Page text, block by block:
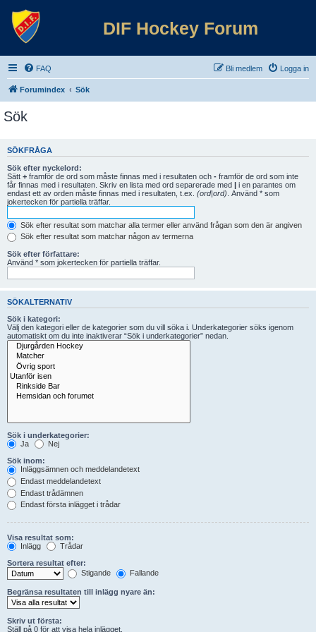
DIF Hockey Forum
FAQ Logga in
Bli medlem
Forumindex Sök
Sök
SÖKFRÅGA
Sök efter nyckelord:
Sätt + framför de ord som måste finnas med i resultaten och - framför de ord som inte
får finnas med i resultaten. Skriv en lista med ord separerade med | i en parantes om
endast ett av orden måste finnas med i resultaten, t.ex. (ord|ord) . Använd * som
jokertecken för partiella träffar.
Sök efter resultat som matchar alla termer eller använd frågan som den är angiven
Sök efter resultat som matchar någon av termerna
Sök efter författare:
Använd * som jokertecken för partiella träffar.
SÖKALTERNATIV
Sök i kategori:
Välj den kategori eller de kategorier som du vill söka i. Underkategorier söks igenom
automatiskt om du inte inaktiverar “Sök i underkategorier” nedan.
Sök i underkategorier:
Ja
Nej
Sök inom:
Inläggsämnen och meddelandetext
Endast meddelandetext
Endast trådämnen
Endast första inlägget i trådar
Visa resultat som:
Inlägg
Trådar
Sortera resultat efter:
Stigande
Fallande
Begränsa resultaten till inlägg nyare än:
Skriv ut första:
Ställ på 0 för att visa hela inlägget.